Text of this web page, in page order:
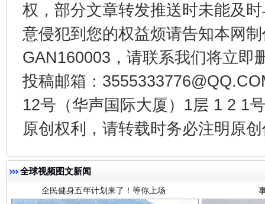
权，部分文章转发推送时未能及
意侵犯到您的权益烦请告知本网
GAN160003，请联系我们将立即
投稿邮箱：
12号（华声国际大厦）1层 1 2 1
原创权利，请转载时务必注明原
全球视频图文新闻